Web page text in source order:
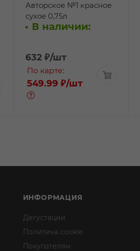
Авторское №1 красное
сухое 0,75л
В наличии:
632 ₽/шт
По карте:
549.99 ₽/шт
ИНФОРМАЦИЯ
Дегустации
Политика cookie
Покупателям